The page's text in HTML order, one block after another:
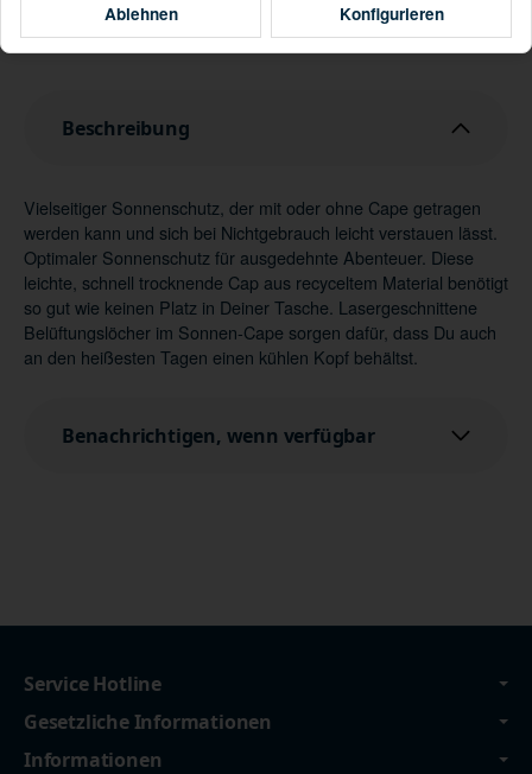
Benachrichtigung anfordern
Beschreibung
Vielseitiger Sonnenschutz, der mit oder ohne Cape getragen
werden kann und sich bei Nichtgebrauch leicht verstauen lässt.
Optimaler Sonnenschutz für ausgedehnte Abenteuer. Diese
leichte, schnell trocknende Cap aus recyceltem Material benötigt
so gut wie keinen Platz in Deiner Tasche. Lasergeschnittene
Belüftungslöcher im Sonnen-Cape sorgen dafür, dass Du auch
an den heißesten Tagen einen kühlen Kopf behältst.
Benachrichtigen, wenn verfügbar
Service Hotline
Gesetzliche Informationen
Informationen
Ablehnen Konfigurieren